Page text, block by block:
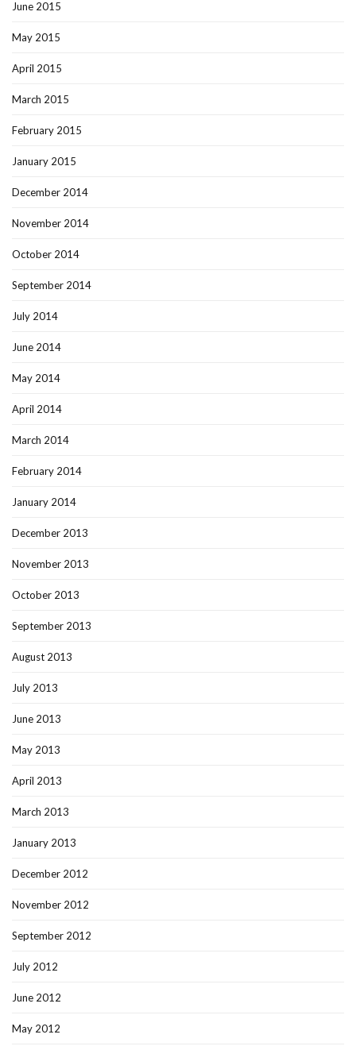
June 2015
May 2015
April 2015
March 2015
February 2015
January 2015
December 2014
November 2014
October 2014
September 2014
July 2014
June 2014
May 2014
April 2014
March 2014
February 2014
January 2014
December 2013
November 2013
October 2013
September 2013
August 2013
July 2013
June 2013
May 2013
April 2013
March 2013
January 2013
December 2012
November 2012
September 2012
July 2012
June 2012
May 2012